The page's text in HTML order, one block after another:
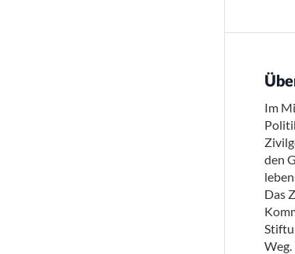
Im
den
Das
Weg.